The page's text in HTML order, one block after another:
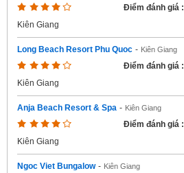
Điểm đánh giá :
Kiên Giang
Long Beach Resort Phu Quoc - Kiên Giang
Điểm đánh giá :
Kiên Giang
Anja Beach Resort & Spa - Kiên Giang
Điểm đánh giá :
Kiên Giang
Ngoc Viet Bungalow - Kiên Giang